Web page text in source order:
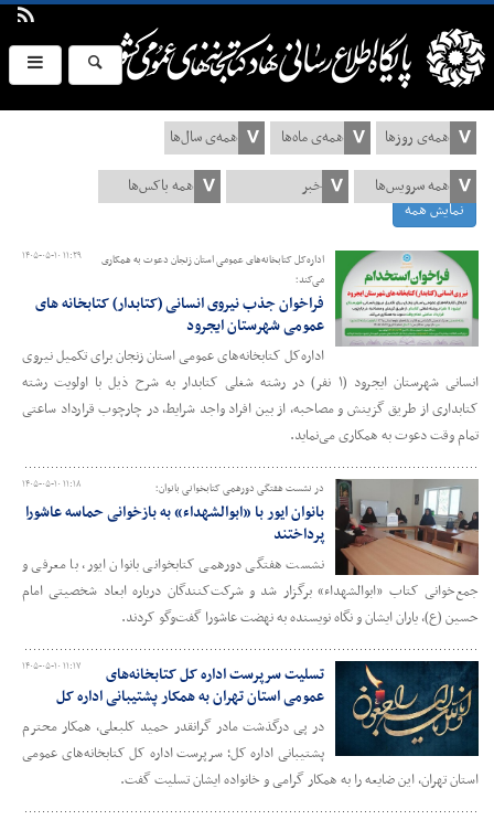
نمایش همه
۱۴۰۵-۰۵-۱۰ ۱۱:۲۹
اداره‌کل کتابخانه‌های عمومی استان زنجان دعوت به همکاری
می‌کند؛
فراخوان جذب نیروی انسانی (کتابدار) کتابخانه های
عمومی شهرستان ایجرود
اداره‌کل کتابخانه‌های عمومی استان زنجان برای تکمیل نیروی
انسانی شهرستان ایجرود (۱ نفر) در رشته‌ شغلی کتابدار به شرح ذیل با اولویت رشته
کتابداری از طریق گزینش و مصاحبه، از بین افراد واجد شرایط، در چارچوب قرارداد ساعتی
تمام وقت دعوت به همکاری می‌نماید.
۱۴۰۵-۰۵-۱۰ ۱۱:۱۸ در نشست هفتگی دورهمی کتابخوانی بانوان؛
بانوان ایور با «ابوالشهداء» به بازخوانی حماسه عاشورا
پرداختند
نشست هفتگی دورهمی کتابخوانی بانوان ایور، با معرفی و
جمع‌خوانی کتاب «ابوالشهداء» برگزار شد و شرکت‌کنندگان درباره ابعاد شخصیتی امام
حسین (ع)، یاران ایشان و نگاه نویسنده به نهضت عاشورا گفت‌وگو کردند.
۱۴۰۵-۰۵-۱۰ ۱۱:۱۷
تسلیت سرپرست اداره کل کتابخانه‌های
عمومی استان تهران به همکار پشتیبانی اداره کل
در پی درگذشت مادر گرانقدر حمید کلبعلی، همکار محترم
پشتیبانی اداره کل؛ سرپرست اداره کل کتابخانه‌های عمومی
استان تهران، این ضایعه را به همکار گرامی و خانواده ایشان تسلیت گفت.